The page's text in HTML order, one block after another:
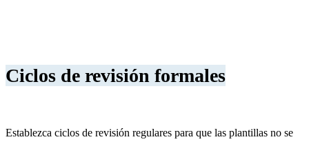
Ciclos de revisión formales
Establezca ciclos de revisión regulares para que las plantillas no se